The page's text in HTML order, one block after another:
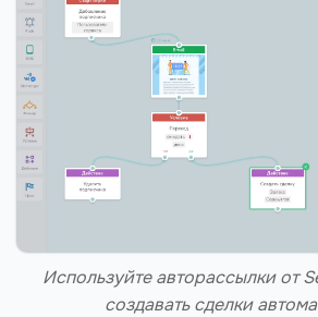
Используйте авторассылки от
создавать сделки